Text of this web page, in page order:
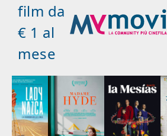
film da
€ 1 al
mese